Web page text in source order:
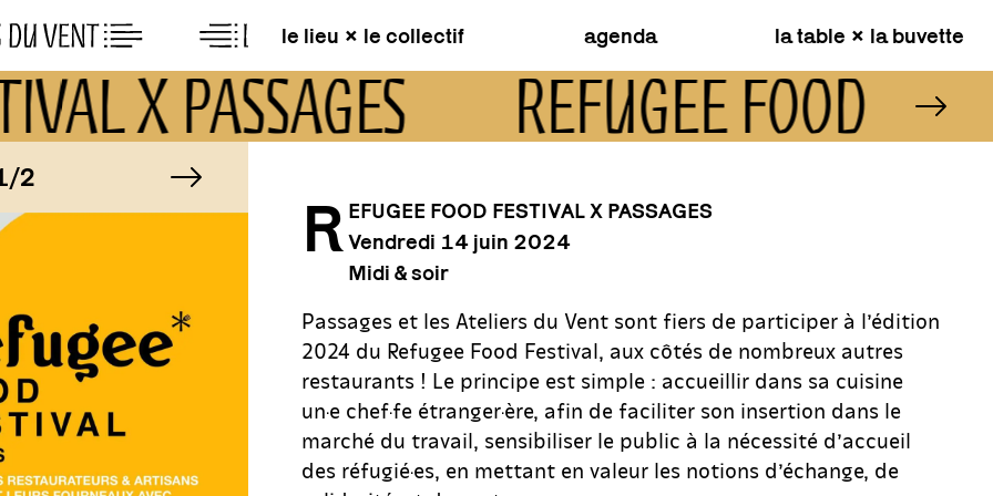
le lieu × le collectif agenda la table × la buvette
X PASSAGES REFUGEE FOOD
R EFUGEE FOOD FESTIVAL X PASSAGES
Vendredi 14 juin 2024
Midi & soir
Passages et les Ateliers du Vent sont fiers de participer à l’édition
2024 du Refugee Food Festival, aux côtés de nombreux autres
restaurants ! Le principe est simple : accueillir dans sa cuisine
un·e chef·fe étranger·ère, afin de faciliter son insertion dans le
marché du travail, sensibiliser le public à la nécessité d’accueil
des réfugié·es, en mettant en valeur les notions d’échange, de
2